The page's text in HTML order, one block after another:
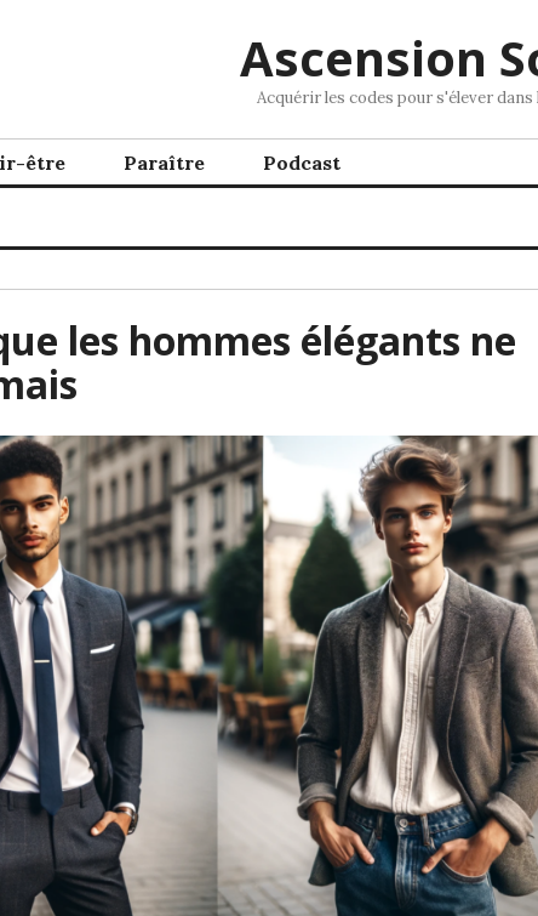
Ascension
Acquérir les codes pour s'élever dans
être Paraître Podcast
les hommes élégants ne